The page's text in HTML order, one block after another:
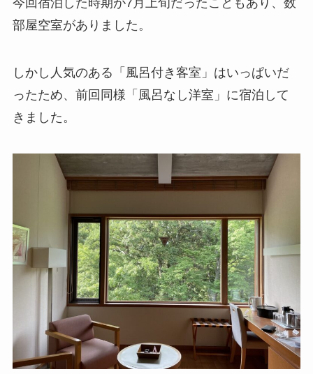
今回宿泊した時期が7月上旬だったこともあり、数
部屋空室がありました。
しかし人気のある「風呂付き客室」はいっぱいだ
ったため、前回同様 「風呂なし洋室」 に宿泊して
きました。